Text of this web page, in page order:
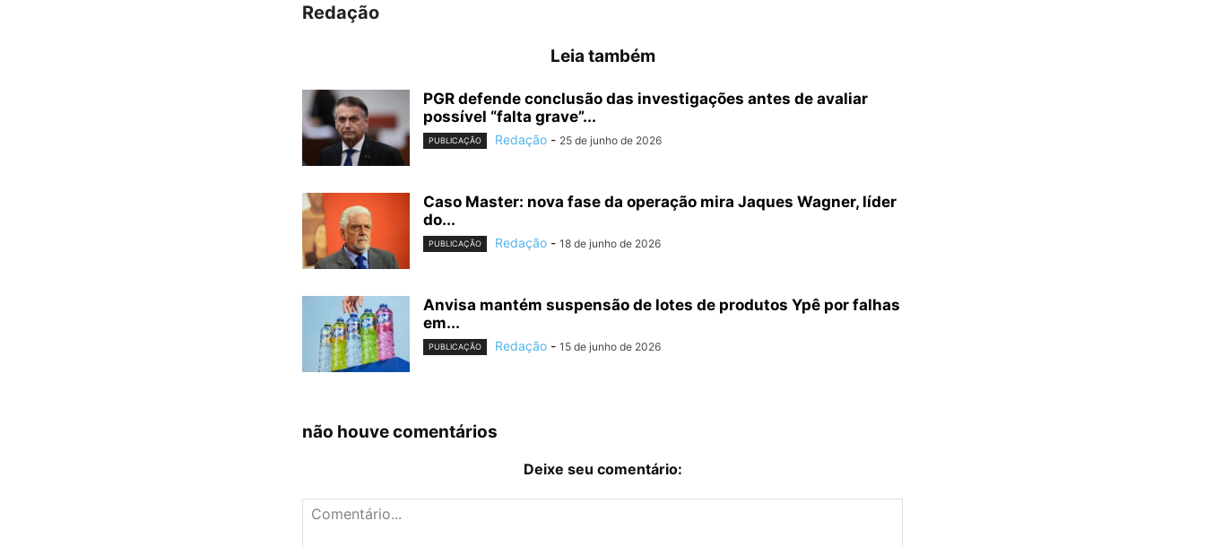
Redação
Leia também
PGR defende conclusão das investigações antes de avaliar
possível “falta grave”...
PUBLICAÇÃO Redação - 25 de junho de 2026
Caso Master: nova fase da operação mira Jaques Wagner, líder
do...
PUBLICAÇÃO Redação - 18 de junho de 2026
Anvisa mantém suspensão de lotes de produtos Ypê por falhas
em...
PUBLICAÇÃO Redação - 15 de junho de 2026
não houve comentários
Deixe seu comentário: